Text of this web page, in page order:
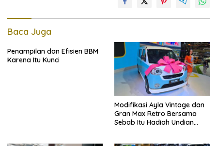
Baca Juga
Penampilan dan Efisien BBM
Karena Itu Kunci
Modifikasi Ayla Vintage dan
Gran Max Retro Bersama
Sebab Itu Hadiah Undian